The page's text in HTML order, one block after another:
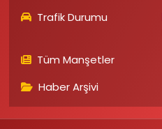
Trafik Durumu
Tüm Manşetler
Haber Arşivi